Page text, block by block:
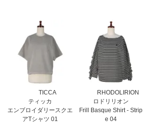
TICCA
ティッカ
エンブロイダリースクエ
アTシャツ 01
RHODOLIRION
ロドリリオン
Frill Basque Shirt - Strip
e 04